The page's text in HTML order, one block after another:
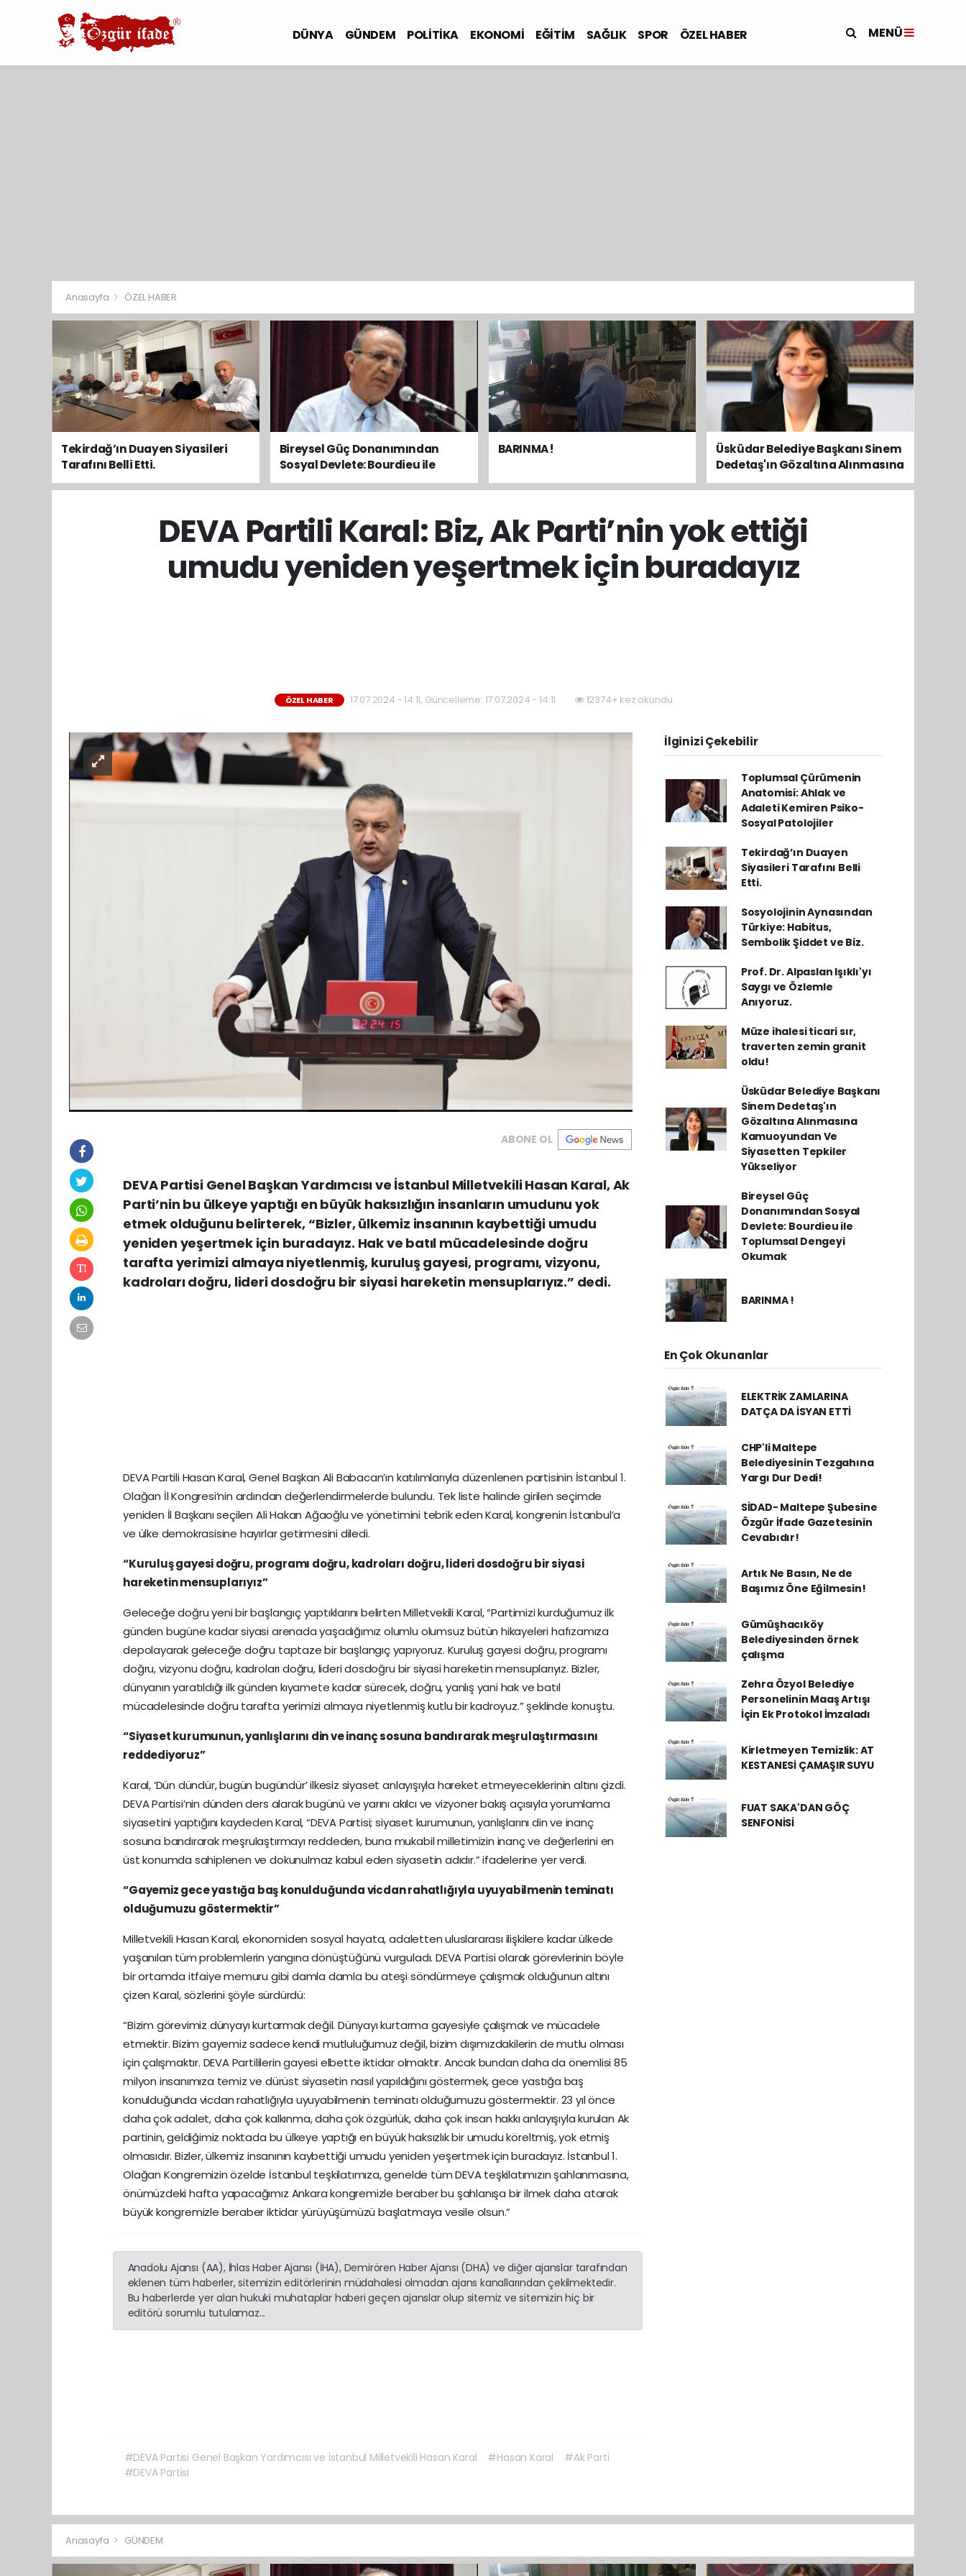
DÜNYA GÜNDEM POLİTİKA EKONOMİ EĞİTİM SAĞLIK SPOR ÖZEL HABER MENÜ
Anasayfa ÖZEL HABER
Tekirdağ’ın Duayen Siyasileri
Tarafını Belli Etti.
Bireysel Güç Donanımından
Sosyal Devlete: Bourdieu ile
Toplumsal Dengeyi Okumak
BARINMA !
Üsküdar Belediye Başkanı Sinem
Dedetaş'ın Gözaltına Alınmasına
Kamuoyundan Ve Siyasetten
DEVA Partili Karal: Biz, Ak Parti’nin yok ettiği
umudu yeniden yeşertmek için buradayız
ÖZEL HABER 17.07.2024 - 14:11, Güncelleme: 17.07.2024 - 14:11 12374+ kez okundu.
ABONE OL
DEVA Partisi Genel Başkan Yardımcısı ve İstanbul Milletvekili Hasan Karal, Ak
Parti’nin bu ülkeye yaptığı en büyük haksızlığın insanların umudunu yok
etmek olduğunu belirterek, “Bizler, ülkemiz insanının kaybettiği umudu
yeniden yeşertmek için buradayız. Hak ve batıl mücadelesinde doğru
tarafta yerimizi almaya niyetlenmiş, kuruluş gayesi, programı, vizyonu,
kadroları doğru, lideri dosdoğru bir siyasi hareketin mensuplarıyız.” dedi.
DEVA Partili Hasan Karal, Genel Başkan Ali Babacan’ın katılımlarıyla düzenlenen partisinin İstanbul 1.
Olağan İl Kongresi’nin ardından değerlendirmelerde bulundu. Tek liste halinde girilen seçimde
yeniden İl Başkanı seçilen Ali Hakan Ağaoğlu ve yönetimini tebrik eden Karal, kongrenin İstanbul’a
ve ülke demokrasisine hayırlar getirmesini diledi.
“Kuruluş gayesi doğru, programı doğru, kadroları doğru, lideri dosdoğru bir siyasi
hareketin mensuplarıyız”
Geleceğe doğru yeni bir başlangıç yaptıklarını belirten Milletvekili Karal, “Partimizi kurduğumuz ilk
günden bugüne kadar siyasi arenada yaşadığımız olumlu olumsuz bütün hikayeleri hafızamıza
depolayarak geleceğe doğru taptaze bir başlangıç yapıyoruz. Kuruluş gayesi doğru, programı
doğru, vizyonu doğru, kadroları doğru, lideri dosdoğru bir siyasi hareketin mensuplarıyız. Bizler,
dünyanın yaratıldığı ilk günden kıyamete kadar sürecek, doğru, yanlış yani hak ve batıl
mücadelesinde doğru tarafta yerimizi almaya niyetlenmiş kutlu bir kadroyuz.” şeklinde konuştu.
“Siyaset kurumunun, yanlışlarını din ve inanç sosuna bandırarak meşrulaştırmasını
reddediyoruz”
Karal, ‘Dün dündür, bugün bugündür’ ilkesiz siyaset anlayışıyla hareket etmeyeceklerinin altını çizdi.
DEVA Partisi’nin dünden ders alarak bugünü ve yarını akılcı ve vizyoner bakış açısıyla yorumlama
siyasetini yaptığını kaydeden Karal, “DEVA Partisi; siyaset kurumunun, yanlışlarını din ve inanç
sosuna bandırarak meşrulaştırmayı reddeden, buna mukabil milletimizin inanç ve değerlerini en
üst konumda sahiplenen ve dokunulmaz kabul eden siyasetin adıdır.” ifadelerine yer verdi.
“Gayemiz gece yastığa baş konulduğunda vicdan rahatlığıyla uyuyabilmenin teminatı
olduğumuzu göstermektir”
Milletvekili Hasan Karal, ekonomiden sosyal hayata, adaletten uluslararası ilişkilere kadar ülkede
yaşanılan tüm problemlerin yangına dönüştüğünü vurguladı. DEVA Partisi olarak görevlerinin böyle
bir ortamda itfaiye memuru gibi damla damla bu ateşi söndürmeye çalışmak olduğunun altını
çizen Karal, sözlerini şöyle sürdürdü:
“Bizim görevimiz dünyayı kurtarmak değil. Dünyayı kurtarma gayesiyle çalışmak ve mücadele
etmektir. Bizim gayemiz sadece kendi mutluluğumuz değil, bizim dışımızdakilerin de mutlu olması
için çalışmaktır. DEVA Partililerin gayesi elbette iktidar olmaktır. Ancak bundan daha da önemlisi 85
milyon insanımıza temiz ve dürüst siyasetin nasıl yapıldığını göstermek, gece yastığa baş
konulduğunda vicdan rahatlığıyla uyuyabilmenin teminatı olduğumuzu göstermektir. 23 yıl önce
daha çok adalet, daha çok kalkınma, daha çok özgürlük, daha çok insan hakkı anlayışıyla kurulan Ak
partinin, geldiğimiz noktada bu ülkeye yaptığı en büyük haksızlık bir umudu köreltmiş, yok etmiş
olmasıdır. Bizler, ülkemiz insanının kaybettiği umudu yeniden yeşertmek için buradayız. İstanbul 1.
Olağan Kongremizin özelde İstanbul teşkilatımıza, genelde tüm DEVA teşkilatımızın şahlanmasına,
önümüzdeki hafta yapacağımız Ankara kongremizle beraber bu şahlanışa bir ilmek daha atarak
büyük kongremizle beraber iktidar yürüyüşümüzü başlatmaya vesile olsun.”
Anadolu Ajansı (AA), İhlas Haber Ajansı (İHA), Demirören Haber Ajansı (DHA) ve diğer ajanslar tarafından
eklenen tüm haberler, sitemizin editörlerinin müdahalesi olmadan ajans kanallarından çekilmektedir.
Bu haberlerde yer alan hukuki muhataplar haberi geçen ajanslar olup sitemiz ve sitemizin hiç bir
editörü sorumlu tutulamaz...
#DEVA Partisi Genel Başkan Yardımcısı ve İstanbul Milletvekili Hasan Karal #Hasan Karal
#Ak Parti
#DEVA Partisi
İlginizi Çekebilir
Toplumsal Çürümenin
Anatomisi: Ahlak ve
Adaleti Kemiren Psiko-
Sosyal Patolojiler
Tekirdağ’ın Duayen
Siyasileri Tarafını Belli
Etti.
Sosyolojinin Aynasından
Türkiye: Habitus,
Sembolik Şiddet ve Biz.
Prof. Dr. Alpaslan Işıklı'yı
Saygı ve Özlemle
Anıyoruz.
Müze ihalesi ticari sır,
traverten zemin granit
oldu!
Üsküdar Belediye Başkanı
Sinem Dedetaş'ın
Gözaltına Alınmasına
Kamuoyundan Ve
Siyasetten Tepkiler
Yükseliyor
Bireysel Güç
Donanımından Sosyal
Devlete: Bourdieu ile
Toplumsal Dengeyi
Okumak
BARINMA !
En Çok Okunanlar
ELEKTRİK ZAMLARINA
DATÇA DA İSYAN ETTİ
CHP'li Maltepe
Belediyesinin Tezgahına
Yargı Dur Dedi!
SİDAD- Maltepe Şubesine
Özgür İfade Gazetesinin
Cevabıdır!
Artık Ne Basın, Ne de
Başımız Öne Eğilmesin!
Gümüşhacıköy
Belediyesinden örnek
çalışma
Zehra Özyol Belediye
Personelinin Maaş Artışı
İçin Ek Protokol İmzaladı
Kirletmeyen Temizlik: AT
KESTANESİ ÇAMAŞIR SUYU
FUAT SAKA'DAN GÖÇ
SENFONİSİ
Anasayfa GÜNDEM